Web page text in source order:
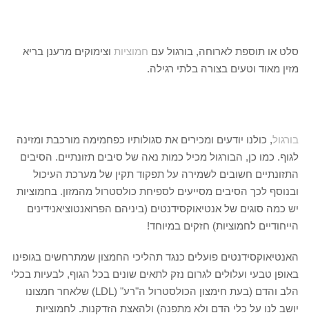
סלט או תוספת לארוחה, בורגול עם חמוציות וצימוקים מרענן בריא
מזין מאוד וטעים בצורה בלתי רגילה.
בורגול, כולנו יודעים ומכירים את סגולותיו כפחמימה מורכבת ומזינה
לגוף. כמו כן, הבורגול מכיל כמות נאה של סיבים תזונתיים. הסיבים
התזונתיים חשובים לשמירה על תפקוד תקין של מערכת העיכול
ובנוסף לכך הסיבים מסייעים לספיחת כולסטרול מהמזון. בחמוציות
יש כמה סוגים של אנטיאוקסידנטים (ביניהם הפרואנטוציאנידינים
הייחודיים לחמוציות) חזקים במיוחד!
האנטיאוקסידנטים פועלים כנגד תהליכי החמצון שמתרחשים בגופינו
באופן טבעי ועלולים לגרום נזק לתאים שונים בכל הגוף, לבעיות בכלי
הלב והדם (בעת חימצון הכולסטרול ה"רע" (LDL) שלאחר חמצונו
יושב לנו על כלי הדם ולא מתפנה) ולהאצת הזדקנות. לחמוציות